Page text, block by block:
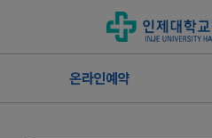
온라인예약